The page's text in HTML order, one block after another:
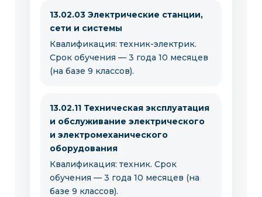
13.02.03 Электрические станции,
сети и системы
Квалификация: техник-электрик.
Срок обучения — 3 года 10 месяцев
(на базе 9 классов).
13.02.11 Техническая эксплуатация
и обслуживание электрического
и электромеханического
оборудования
Квалификация: техник. Срок
обучения — 3 года 10 месяцев (на
базе 9 классов).